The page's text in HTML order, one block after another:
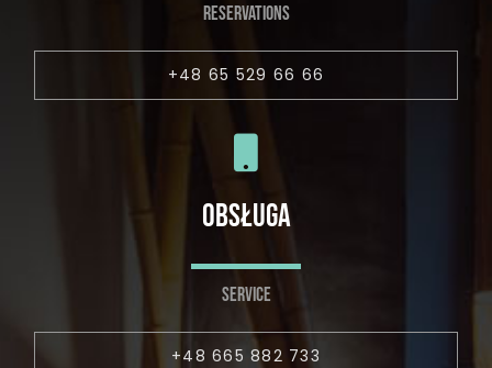
RESERVATIONS
+48 65 529 66 66
OBSŁUGA
SERVICE
+48 665 882 733